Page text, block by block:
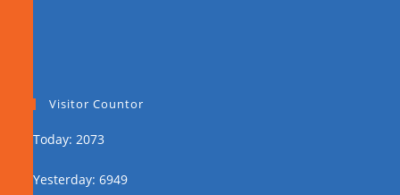
Visitor Countor
Today: 2073
Yesterday: 6949